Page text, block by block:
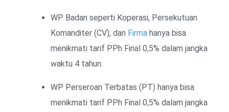
WP Badan seperti Koperasi, Persekutuan
Komanditer (CV), dan Firma hanya bisa
menikmati tarif PPh Final 0,5% dalam jangka
waktu 4 tahun.
WP Perseroan Terbatas (PT) hanya bisa
menikmati tarif PPh Final 0,5% dalam jangka